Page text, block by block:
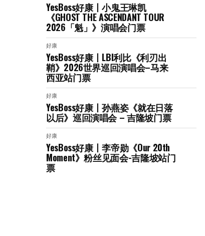
YesBoss好康丨小鬼王琳凯
《GHOST THE ASCENDANT TOUR
2026「魁」》演唱会门票
好康
YesBoss好康丨LBI利比《利刃出
鞘》2026世界巡回演唱会–马来
西亚站门票
好康
YesBoss好康丨孙燕姿《就在日落
以后》巡回演唱会 – 吉隆坡门票
好康
YesBoss好康丨李帝勋《Our 20th
Moment》粉丝见面会-吉隆坡站门
票